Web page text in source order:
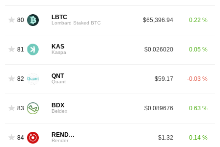
80 LBTC
Lombard Staked BTC $65,396.94 0.22 %
81 KAS
Kaspa $0.026020 0.05 %
82 QNT
Quant $59.17 -0.03 %
83 BDX
Beldex $0.089676 0.63 %
84 RENDER
Render $1.32 0.14 %